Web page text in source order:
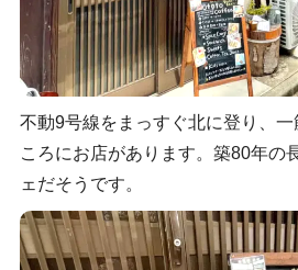
不動9号線をまっすぐ北に登り、
ころにお店があります。築80年の
ェだそうです。